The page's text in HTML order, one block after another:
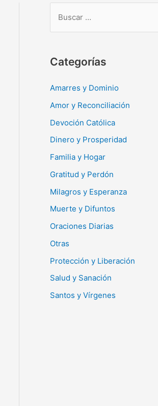
c
r
Categorías
Amarres y Dominio
Amor y Reconciliación
Devoción Católica
Dinero y Prosperidad
Familia y Hogar
Gratitud y Perdón
Milagros y Esperanza
Muerte y Difuntos
Oraciones Diarias
Otras
Protección y Liberación
Salud y Sanación
Santos y Vírgenes